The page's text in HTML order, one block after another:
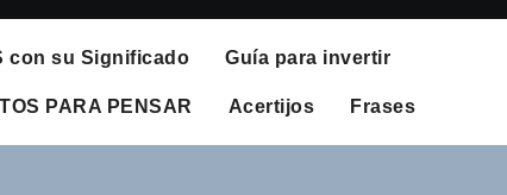
con su Significado Guía para invertir
PARA PENSAR Acertijos Frases